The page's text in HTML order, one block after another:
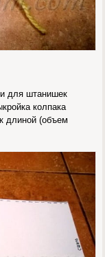
и для штанишек
колпака
длиной (объем